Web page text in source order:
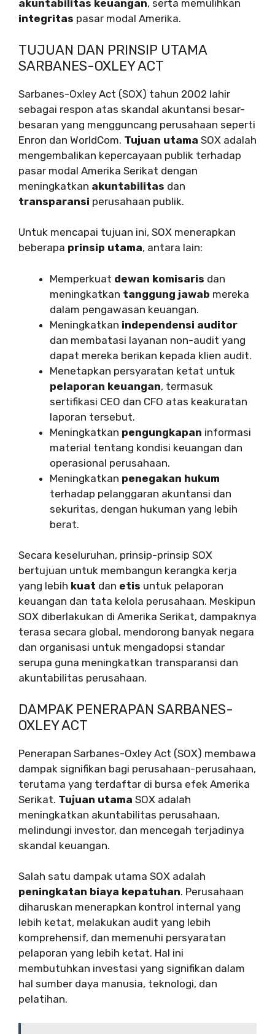
akuntabilitas keuangan, serta memulihkan
integritas pasar modal Amerika.
TUJUAN DAN PRINSIP UTAMA
SARBANES-OXLEY ACT
Sarbanes-Oxley Act (SOX) tahun 2002 lahir
sebagai respon atas skandal akuntansi besar-
besaran yang mengguncang perusahaan seperti
Enron dan WorldCom. Tujuan utama SOX adalah
mengembalikan kepercayaan publik terhadap
pasar modal Amerika Serikat dengan
meningkatkan akuntabilitas dan
transparansi perusahaan publik.
Untuk mencapai tujuan ini, SOX menerapkan
beberapa prinsip utama, antara lain:
Memperkuat dewan komisaris dan
meningkatkan tanggung jawab mereka
dalam pengawasan keuangan.
Meningkatkan independensi auditor
dan membatasi layanan non-audit yang
dapat mereka berikan kepada klien audit.
Menetapkan persyaratan ketat untuk
pelaporan keuangan, termasuk
sertifikasi CEO dan CFO atas keakuratan
laporan tersebut.
Meningkatkan pengungkapan informasi
material tentang kondisi keuangan dan
operasional perusahaan.
Meningkatkan penegakan hukum
terhadap pelanggaran akuntansi dan
sekuritas, dengan hukuman yang lebih
berat.
Secara keseluruhan, prinsip-prinsip SOX
bertujuan untuk membangun kerangka kerja
yang lebih kuat dan etis untuk pelaporan
keuangan dan tata kelola perusahaan. Meskipun
SOX diberlakukan di Amerika Serikat, dampaknya
terasa secara global, mendorong banyak negara
dan organisasi untuk mengadopsi standar
serupa guna meningkatkan transparansi dan
akuntabilitas perusahaan.
DAMPAK PENERAPAN SARBANES-
OXLEY ACT
Penerapan Sarbanes-Oxley Act (SOX) membawa
dampak signifikan bagi perusahaan-perusahaan,
terutama yang terdaftar di bursa efek Amerika
Serikat. Tujuan utama SOX adalah
meningkatkan akuntabilitas perusahaan,
melindungi investor, dan mencegah terjadinya
skandal keuangan.
Salah satu dampak utama SOX adalah
peningkatan biaya kepatuhan. Perusahaan
diharuskan menerapkan kontrol internal yang
lebih ketat, melakukan audit yang lebih
komprehensif, dan memenuhi persyaratan
pelaporan yang lebih ketat. Hal ini
membutuhkan investasi yang signifikan dalam
hal sumber daya manusia, teknologi, dan
pelatihan.